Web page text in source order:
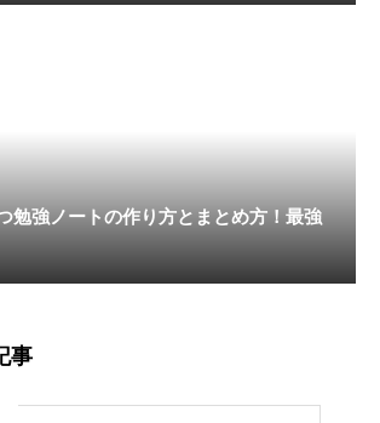
勉強ノートの作り方とまとめ方！最強
事